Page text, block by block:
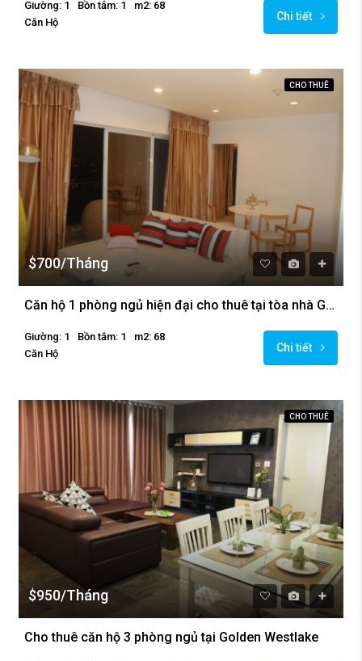
Giường: 1 Bồn tắm: 1
m2: 68
Căn Hộ
Chi tiết
CHO THUÊ
$700/Tháng
Căn hộ 1 phòng ngủ hiện đại cho thuê tại tòa nhà Golden Westlake
Giường: 1 Bồn tắm: 1
m2: 68
Căn Hộ
Chi tiết
CHO THUÊ
$950/Tháng
Cho thuê căn hộ 3 phòng ngủ tại Golden Westlake